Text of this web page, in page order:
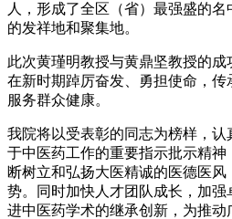
人，形成了全区（省）最强盛的
的发祥地和聚集地。
此次黄瑾明教授与黄鼎坚教授的
在新时期踔厉奋发、勇担使命，
服务群众健康。
我院将以受表彰的同志为榜样，
于中医药工作的重要指示批示精
断树立和弘扬大医精诚的医德医
势。同时加快人才团队成长，加
进中医药学术的继承创新，为推